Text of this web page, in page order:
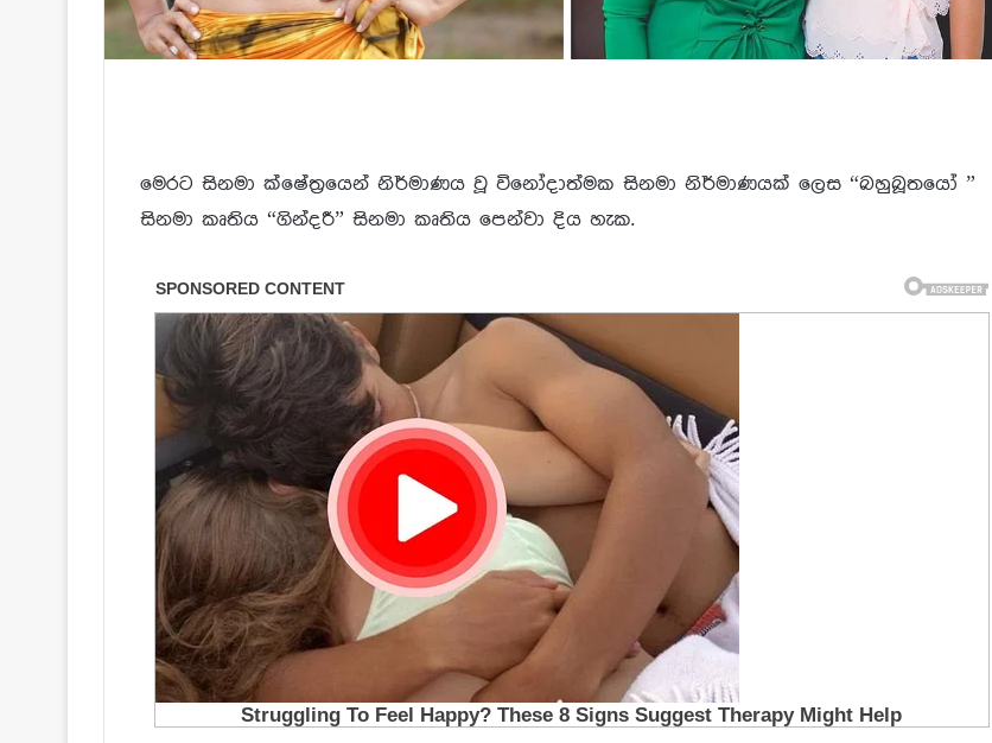
මෙරට සිනමා ක්ෂේත්‍රයෙන් නිර්මාණය වූ විනෝදාත්මක සිනමා නිර්මාණයක් ලෙස “බහුබූතයෝ ”
සිනමා කෘතිය “ගින්දරී” සිනමා කෘතිය පෙන්වා දිය හැක.